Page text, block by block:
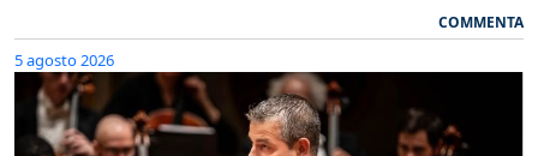
COMMENTA
5 agosto 2026